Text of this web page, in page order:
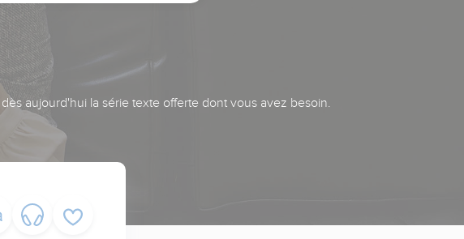
aujourd'hui la série texte offerte dont vous avez besoin.